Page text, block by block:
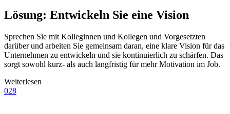
Lösung: Entwickeln Sie eine Vision
Sprechen Sie mit Kolleginnen und Kollegen und Vorgesetzten
darüber und arbeiten Sie gemeinsam daran, eine klare Vision für das
Unternehmen zu entwickeln und sie kontinuierlich zu schärfen. Das
sorgt sowohl kurz- als auch langfristig für mehr Motivation im Job.
Weiterlesen
028